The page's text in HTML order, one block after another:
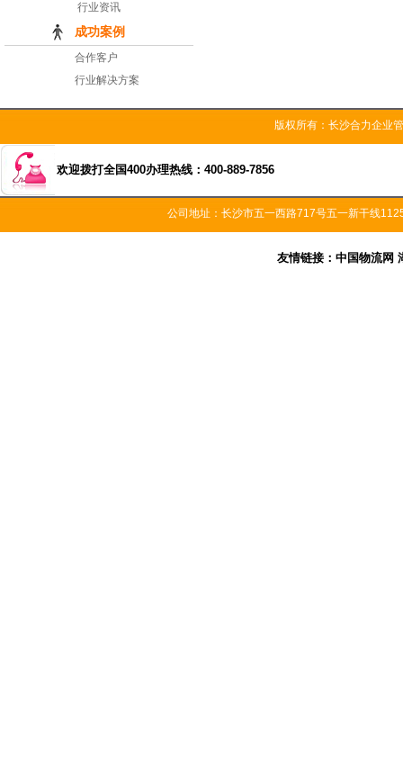
行业资讯
成功案例
合作客户
行业解决方案
版权所有：长沙合力
欢迎拨打全国400办理热线：400-889-7856
公司地址：长沙市五一西路717号五一新干
友情链接：中国物流网